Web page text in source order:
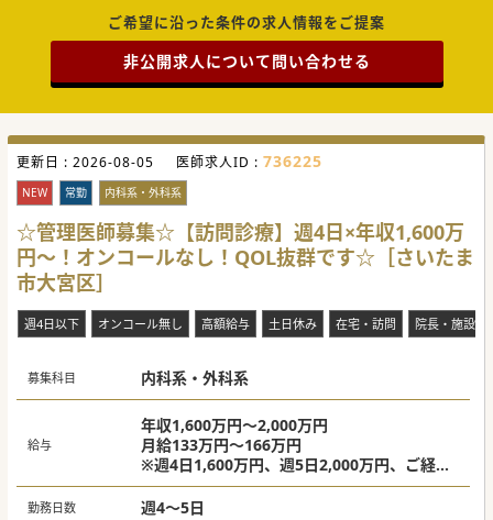
ご希望に沿った条件の求人情報をご提案
非公開求人について問い合わせる
更新日 : 2026-08-05 医師求人ID : 736225
NEW 常勤 内科系・外科系
☆管理医師募集☆【訪問診療】週4日×年収1,600万
円～！オンコールなし！QOL抜群です☆［さいたま
市大宮区］
週4日以下 オンコール無し 高額給与 土日休み 在宅・訪問 院長・施設長
募集科目 内科系・外科系
給与
年収1,600万円～2,000万円
月給133万円～166万円
※週4日1,600万円、週5日2,000万円、ご経歴
に応じて変動あり。
勤務日数 週4～5日